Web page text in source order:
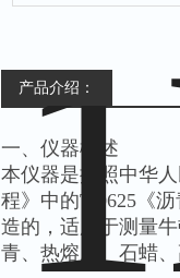
产品介绍：
一、仪器概述
本仪器是按照中华
程》中的T 0625《
造的，适用于测量
青、热熔胶、石蜡